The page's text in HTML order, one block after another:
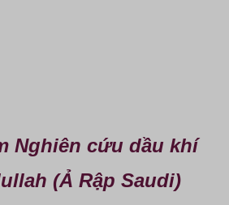
Nghiên cứu dầu khí
(Ả Rập Saudi)